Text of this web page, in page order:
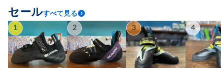
セールすべて見る
1 2 3 4